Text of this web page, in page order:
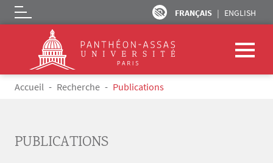
Aller au contenu principal
FRANÇAIS ENGLISH
Logo
Fil d'Ariane
Accueil Recherche Publications
PUBLICATIONS